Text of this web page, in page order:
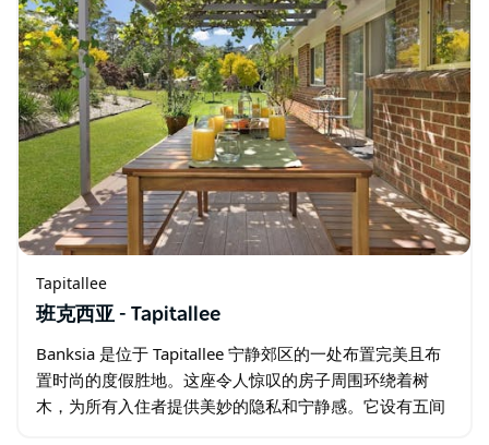
Tapitallee
班克西亚 - Tapitallee
Banksia 是位于 Tapitallee 宁静郊区的一处布置完美且布
置时尚的度假胜地。这座令人惊叹的房子周围环绕着树
木，为所有入住者提供美妙的隐私和宁静感。它设有五间